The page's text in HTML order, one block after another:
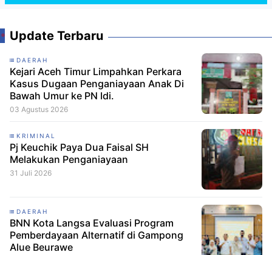
Update Terbaru
DAERAH
Kejari Aceh Timur Limpahkan Perkara
Kasus Dugaan Penganiayaan Anak Di
Bawah Umur ke PN Idi.
03 Agustus 2026
KRIMINAL
Pj Keuchik Paya Dua Faisal SH
Melakukan Penganiayaan
31 Juli 2026
DAERAH
BNN Kota Langsa Evaluasi Program
Pemberdayaan Alternatif di Gampong
Alue Beurawe